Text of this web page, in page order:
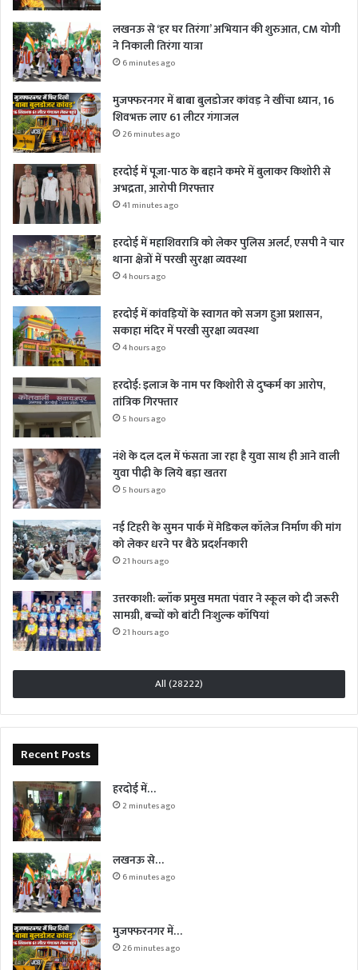
लखनऊ से ‘हर घर तिरंगा’ अभियान की शुरुआत, CM योगी
ने निकाली तिरंगा यात्रा
6 minutes ago
मुजफ्फरनगर में बाबा बुलडोजर कांवड़ ने खींचा ध्यान, 16
शिवभक्त लाए 61 लीटर गंगाजल
26 minutes ago
हरदोई में पूजा-पाठ के बहाने कमरे में बुलाकर किशोरी से
अभद्रता, आरोपी गिरफ्तार
41 minutes ago
हरदोई में महाशिवरात्रि को लेकर पुलिस अलर्ट, एसपी ने चार
थाना क्षेत्रों में परखी सुरक्षा व्यवस्था
4 hours ago
हरदोई में कांवड़ियों के स्वागत को सजग हुआ प्रशासन,
सकाहा मंदिर में परखी सुरक्षा व्यवस्था
4 hours ago
हरदोई: इलाज के नाम पर किशोरी से दुष्कर्म का आरोप,
तांत्रिक गिरफ्तार
5 hours ago
नंशे के दल दल में फंसता जा रहा है युवा साथ ही आने वाली
युवा पीढ़ी के लिये बड़ा खतरा
5 hours ago
नई टिहरी के सुमन पार्क में मेडिकल कॉलेज निर्माण की मांग
को लेकर धरने पर बैठे प्रदर्शनकारी
21 hours ago
उत्तरकाशी: ब्लॉक प्रमुख ममता पंवार ने स्कूल को दी जरूरी
सामग्री, बच्चों को बांटी निःशुल्क कॉपियां
21 hours ago
All (28222)
Recent Posts
हरदोई में…
2 minutes ago
लखनऊ से…
6 minutes ago
मुजफ्फरनगर में…
26 minutes ago